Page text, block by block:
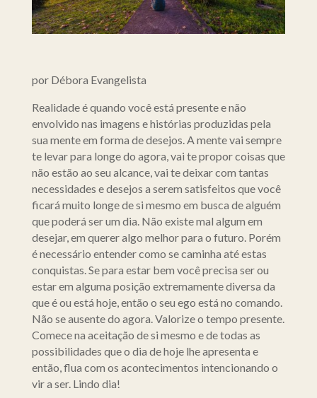
por Débora Evangelista
Realidade é quando você está presente e não
envolvido nas imagens e histórias produzidas pela
sua mente em forma de desejos. A mente vai sempre
te levar para longe do agora, vai te propor coisas que
não estão ao seu alcance, vai te deixar com tantas
necessidades e desejos a serem satisfeitos que você
ficará muito longe de si mesmo em busca de alguém
que poderá ser um dia. Não existe mal algum em
desejar, em querer algo melhor para o futuro. Porém
é necessário entender como se caminha até estas
conquistas. Se para estar bem você precisa ser ou
estar em alguma posição extremamente diversa da
que é ou está hoje, então o seu ego está no comando.
Não se ausente do agora. Valorize o tempo presente.
Comece na aceitação de si mesmo e de todas as
possibilidades que o dia de hoje lhe apresenta e
então, flua com os acontecimentos intencionando o
vir a ser. Lindo dia!